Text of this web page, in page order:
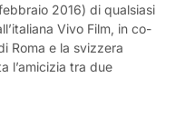
2016) di qualsiasi
Vivo Film, in co-
Roma e la svizzera
l’amicizia tra due